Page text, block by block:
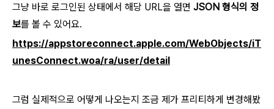
그냥 바로 로그인된 상태에서 해당 URL을 열면 JSON 형식의 정
보를 볼 수 있어요.
https://appstoreconnect.apple.com/WebObjects/iT
unesConnect.woa/ra/user/detail
그럼 실제적으로 어떻게 나오는지 조금 제가 프리티하게 변경해봤